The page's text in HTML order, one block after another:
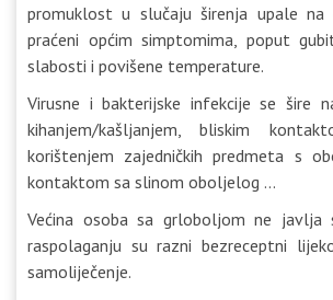
promuklost u slučaju širenja upale na
praćeni općim simptomima, poput
slabosti i povišene temperature.
Virusne i bakterijske infekcije se šire
kihanjem/kašljanjem, bliskim
korištenjem zajedničkih predmeta s
kontaktom sa slinom oboljelog …
Većina osoba sa grloboljom ne javlja
raspolaganju su razni bezreceptni
samoliječenje.